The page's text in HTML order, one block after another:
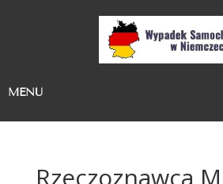
MENU
Rzeczoznawca